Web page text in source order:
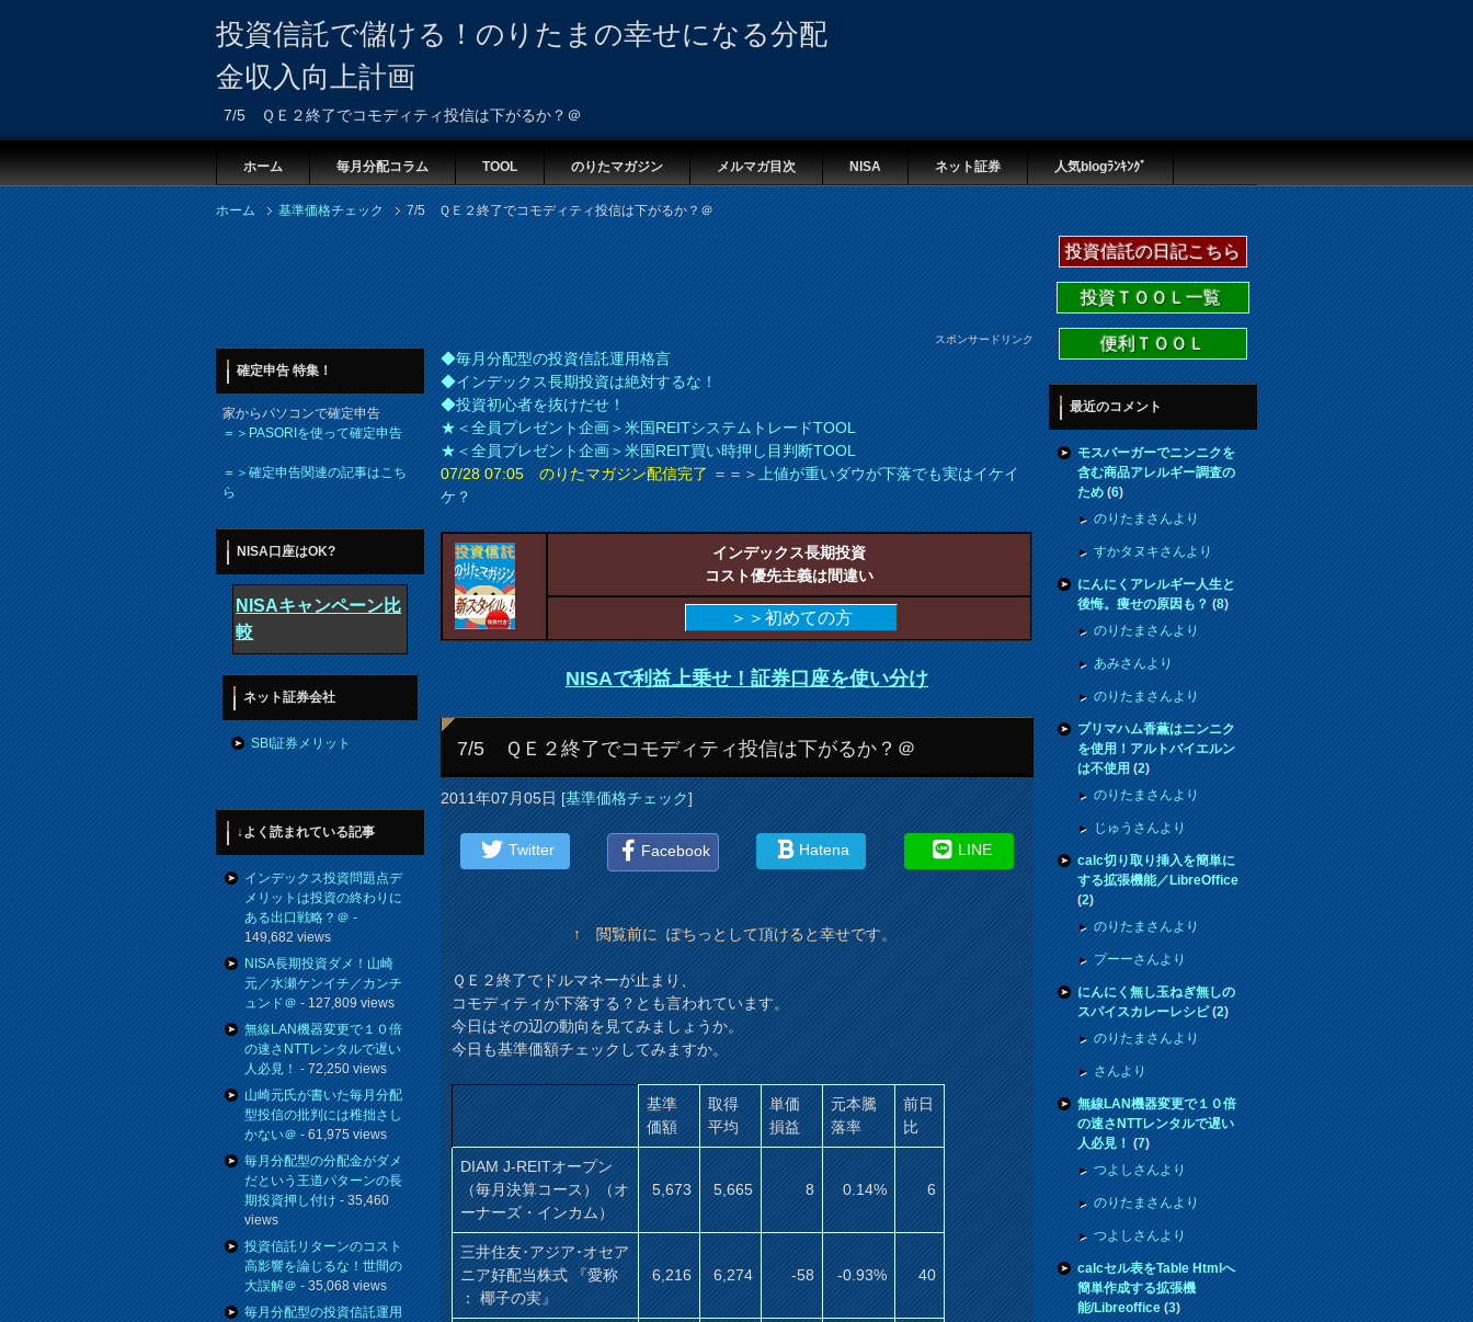
投資信託で儲ける！のりたまの幸せになる分配
金収入向上計画
7/5 ＱＥ２終了でコモディティ投信は下がるか？＠
ホーム 毎月分配コラム TOOL のりたマガジン メルマガ目次 NISA ネット証券 人気blogﾗﾝｷﾝｸﾞ
ホーム 基準価格チェック 7/5 ＱＥ２終了でコモディティ投信は下がるか？＠
スポンサードリンク
◆毎月分配型の投資信託運用格言
◆インデックス長期投資は絶対するな！
◆投資初心者を抜けだせ！
★＜全員プレゼント企画＞米国REITシステムトレードTOOL
★＜全員プレゼント企画＞米国REIT買い時押し目判断TOOL
07/28 07:05 のりたマガジン配信完了＝＝＞上値が重いダウが下落でも実はイケイ
ケ？
インデックス長期投資
コスト優先主義は間違い
＞＞初めての方
NISAで利益上乗せ！証券口座を使い分け
7/5 ＱＥ２終了でコモディティ投信は下がるか？＠
2011年07月05日[基準価格チェック]
Twitter Facebook Hatena LINE
↑ 閲覧前に ぽちっとして頂けると幸せです。
ＱＥ２終了でドルマネーが止まり、
コモディティが下落する？とも言われています。
今日はその辺の動向を見てみましょうか。
今日も基準価額チェックしてみますか。
基準
価額
取得
平均
単価
損益
元本騰
落率
前日
比
DIAM J-REITオープン
（毎月決算コース）（オ
ーナーズ・インカム）
5,673 5,665 8 0.14% 6
三井住友･アジア･オセア
ニア好配当株式 『愛称
： 椰子の実』
6,216 6,274 -58 -0.93% 40
確定申告 特集！
家からパソコンで確定申告
＝＞PASORIを使って確定申告
＝＞確定申告関連の記事はこち
ら
NISA口座はOK?
NISAキャンペーン比
較
ネット証券会社
SBI証券メリット
↓よく読まれている記事
インデックス投資問題点デ
メリットは投資の終わりに
ある出口戦略？＠-
149,682 views
NISA長期投資ダメ！山崎
元／水瀬ケンイチ／カンチ
ュンド＠- 127,809 views
無線LAN機器変更で１０倍
の速さNTTレンタルで遅い
人必見！- 72,250 views
山崎元氏が書いた毎月分配
型投信の批判には稚拙さし
かない＠- 61,975 views
毎月分配型の分配金がダメ
だという王道パターンの長
期投資押し付け- 35,460
views
投資信託リターンのコスト
高影響を論じるな！世間の
大誤解＠- 35,068 views
毎月分配型の投資信託運用
投資信託の日記こちら
投資ＴＯＯＬ一覧
便利ＴＯＯＬ
最近のコメント
モスバーガーでニンニクを
含む商品アレルギー調査の
ため(6)
のりたまさんより
すかタヌキさんより
にんにくアレルギー人生と
後悔。痩せの原因も？(8)
のりたまさんより
あみさんより
のりたまさんより
プリマハム香薫はニンニク
を使用！アルトバイエルン
は不使用(2)
のりたまさんより
じゅうさんより
calc切り取り挿入を簡単に
する拡張機能／LibreOffice
(2)
のりたまさんより
プーーさんより
にんにく無し玉ねぎ無しの
スパイスカレーレシピ(2)
のりたまさんより
さんより
無線LAN機器変更で１０倍
の速さNTTレンタルで遅い
人必見！(7)
つよしさんより
のりたまさんより
つよしさんより
calcセル表をTable Htmlへ
簡単作成する拡張機
能/Libreoffice(3)